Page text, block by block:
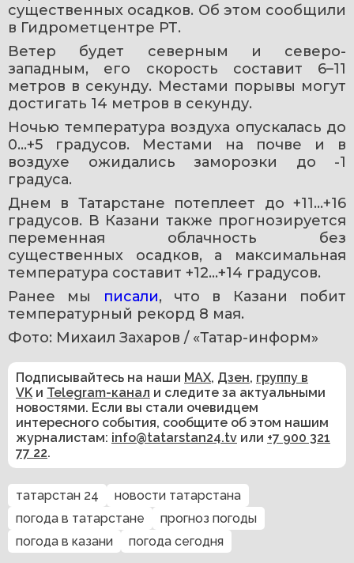
существенных осадков. Об этом сообщили
в Гидрометцентре РТ.
Ветер будет северным и северо-
западным, его скорость составит 6–11
метров в секунду. Местами порывы могут
достигать 14 метров в секунду.
Ночью температура воздуха опускалась до
0…+5 градусов. Местами на почве и в
воздухе ожидались заморозки до -1
градуса.
Днем в Татарстане потеплеет до +11…+16
градусов. В Казани также прогнозируется
переменная облачность без
существенных осадков, а максимальная
температура составит +12…+14 градусов.
Ранее мы
писали, что в Казани побит
температурный рекорд 8 мая.
Фото: Михаил Захаров / «Татар-информ» ​
Подписывайтесь на наши MAX, Дзен, группу в
VK и Telegram-канал и следите за актуальными
новостями. Если вы стали очевидцем
интересного события, сообщите об этом нашим
журналистам: info@tatarstan24.tv или +7 900 321
77 22.
татарстан 24
новости татарстана
погода в татарстане
прогноз погоды
погода в казани
погода сегодня